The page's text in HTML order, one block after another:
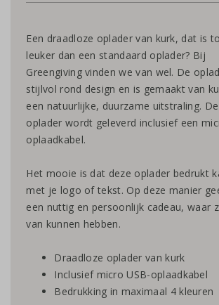
Een draadloze oplader van kurk, dat is
leuker dan een standaard oplader? Bij
Greengiving vinden we van wel. De
stijlvol rond design en is gemaakt van
een natuurlijke, duurzame uitstraling.
oplader wordt geleverd inclusief een
oplaadkabel.
Het mooie is dat deze oplader bedrukt
met je logo of tekst. Op deze manier
een nuttig en persoonlijk cadeau, waar
van kunnen hebben.
Draadloze oplader van kurk
Inclusief micro USB-oplaadkabel
Bedrukking in maximaal 4 kleuren